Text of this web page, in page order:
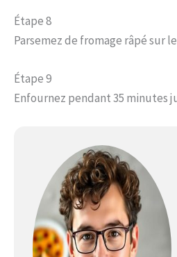
Étape 8
Parsemez de fromage râpé sur
Étape 9
Enfournez pendant 35 minutes